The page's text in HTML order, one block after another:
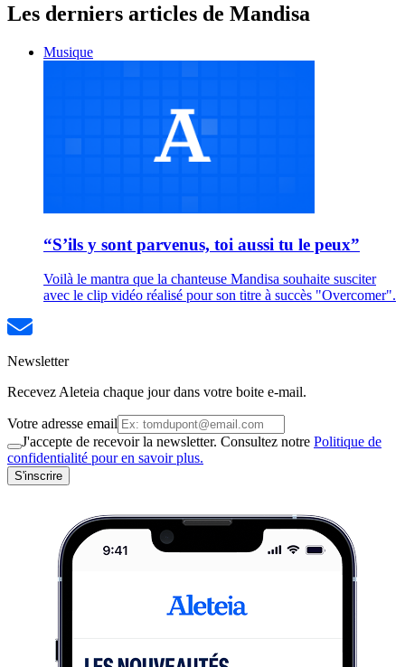
Les derniers articles de Mandisa
Musique
“S’ils y sont parvenus, toi aussi tu le peux”
Voilà le mantra que la chanteuse Mandisa souhaite susciter
avec le clip vidéo réalisé pour son titre à succès "Overcomer".
Newsletter
Recevez Aleteia chaque jour dans votre boite e-mail.
Votre adresse email
J'accepte de recevoir la newsletter. Consultez notre Politique de
confidentialité pour en savoir plus.
S'inscrire